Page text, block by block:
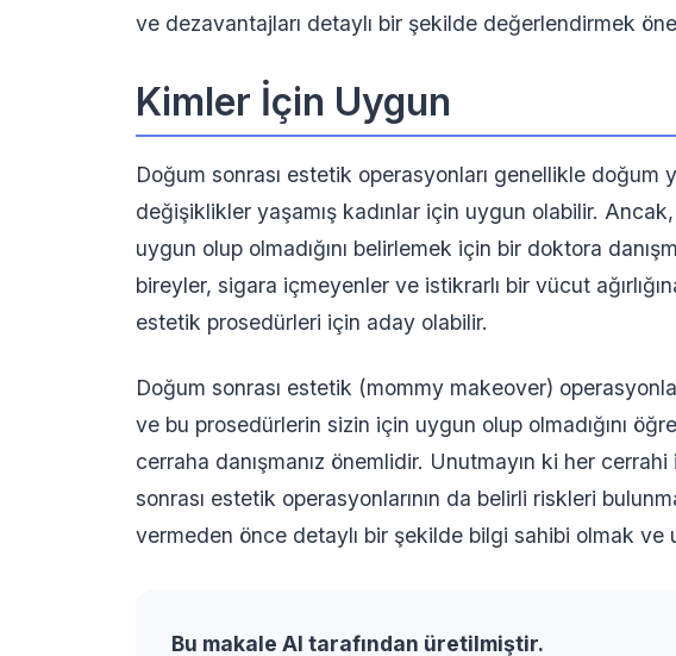
ve dezavantajları detaylı bir şekilde değerlendirmek
Kimler İçin Uygun
Doğum sonrası estetik operasyonları genellikle doğum
değişiklikler yaşamış kadınlar için uygun olabilir.
uygun olup olmadığını belirlemek için bir doktora
bireyler, sigara içmeyenler ve istikrarlı bir vücut
estetik prosedürleri için aday olabilir.
Doğum sonrası estetik (mommy makeover)
ve bu prosedürlerin sizin için uygun olup olmadığını
cerraha danışmanız önemlidir. Unutmayın ki her
sonrası estetik operasyonlarının da belirli riskleri
vermeden önce detaylı bir şekilde bilgi sahibi olmak ve
Bu makale AI tarafından üretilmiştir.